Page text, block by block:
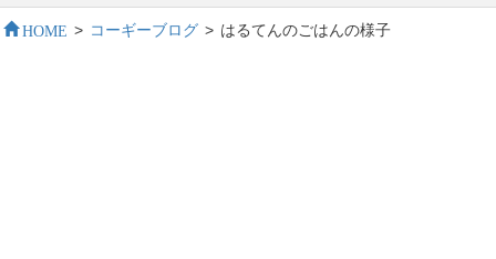
HOME > コーギーブログ > はるてんのごはんの様子